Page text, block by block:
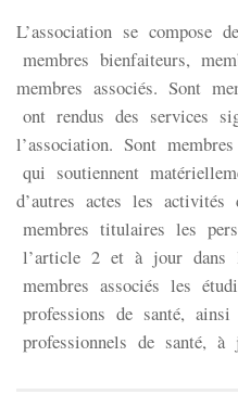
L’association se compose
membres bienfaiteurs,
membres associés. Sont
ont rendus des services
l’association. Sont
qui soutiennent
d’autres actes les activités
membres titulaires les
l’article 2 et à jour dans
membres associés les
professions de santé,
professionnels de santé, à